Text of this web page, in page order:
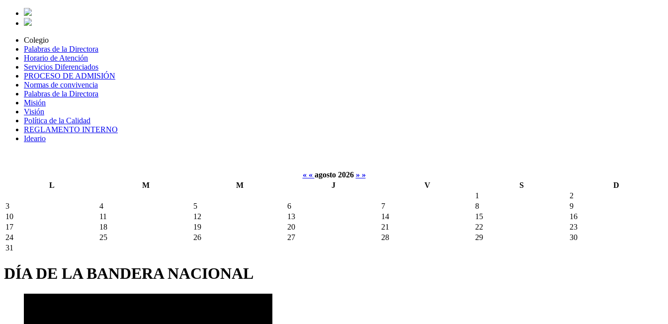
Colegio
Palabras de la Directora
Horario de Atención
Servicios Diferenciados
PROCESO DE ADMISIÓN
Normas de convivencia
Palabras de la Directora
Misión
Visión
Política de la Calidad
REGLAMENTO INTERNO
Ideario
« « agosto 2026 » »
L
M M J V S
D
1
2
3
4 5 6 7 8
9
10
11 12 13 14 15
16
17
18 19 20 21 22
23
24
25 26 27 28 29
30
31
DÍA DE LA BANDERA NACIONAL